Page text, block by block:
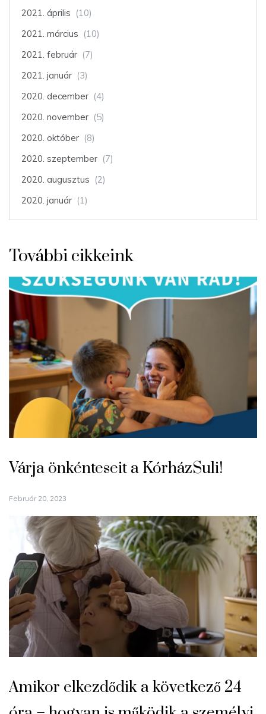
2021. április (10)
2021. március (10)
2021. február (7)
2021. január (3)
2020. december (4)
2020. november (5)
2020. október (8)
2020. szeptember (7)
2020. augusztus (2)
2020. január (1)
További cikkeink
Várja önkénteseit a KórházSuli!
Február 20, 2023
Amikor elkezdődik a következő 24